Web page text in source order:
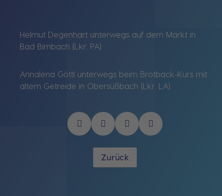
Helmut Degenhart unterwegs auf dem Markt in
Bad Birnbach (Lkr. PA)
Annalena Göttl unterwegs beim Brotback-Kurs mit
altem Getreide in Obersüßbach (Lkr. LA)
Zurück